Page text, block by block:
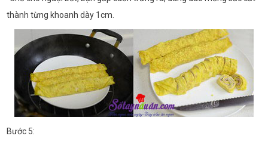
thành từng khoanh dày 1cm.
Bước 5: